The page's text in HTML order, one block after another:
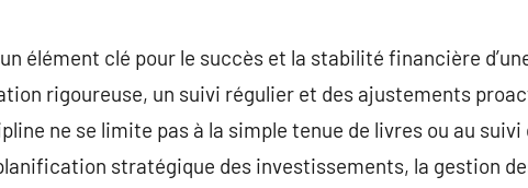
élément clé pour le succès et la stabilité financière
rigoureuse, un suivi régulier et des ajustements
ne se limite pas à la simple tenue de livres ou au suivi
stratégique des investissements, la gestion